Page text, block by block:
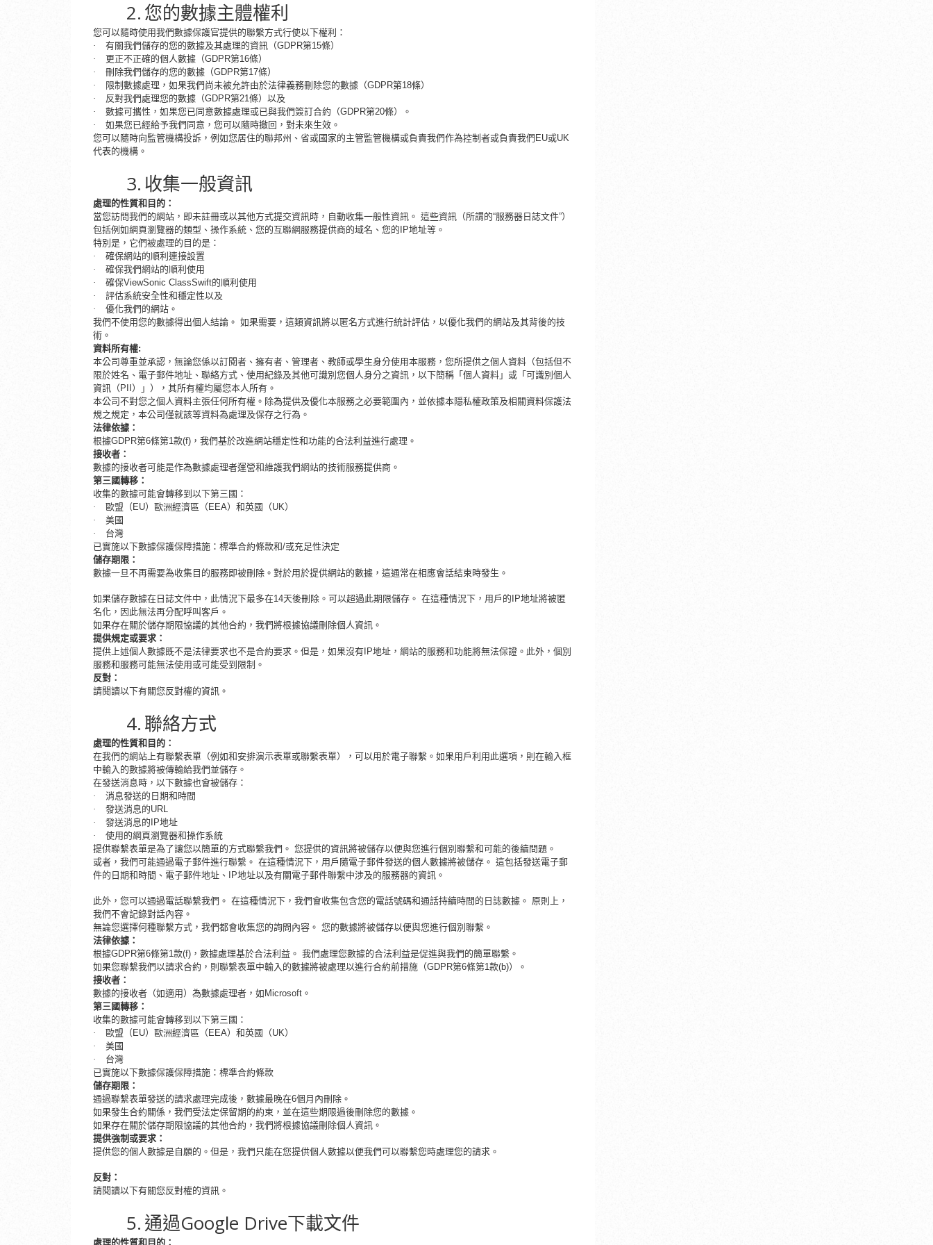
2. 您的數據主體權利
您可以隨時使用我們數據保護官提供的聯繫方式行使以下權利：
·
有關我們儲存的您的數據及其處理的資訊（GDPR第15條）
·
更正不正確的個人數據（GDPR第16條）
·
刪除我們儲存的您的數據（GDPR第17條）
·
限制數據處理，如果我們尚未被允許由於法律義務刪除您的數據（GDPR第18條）
·
反對我們處理您的數據（GDPR第21條）以及
·
數據可攜性，如果您已同意數據處理或已與我們簽訂合約（GDPR第20條）。
·
如果您已經給予我們同意，您可以隨時撤回，對未來生效。
您可以隨時向監管機構投訴，例如您居住的聯邦州、省或國家的主管監管機構或負責我們作為控制者或負責我們 EU或UK
代表的機構。
3. 收集一般資訊
處理的性質和目的：
當您訪問我們的網站，即未註冊或以其他方式提交資訊時，自動收集一般性資訊。 這些資訊（所謂的“服務器日誌文件”）
包括例如網頁瀏覽器的類型、操作系統、您的互聯網服務提供商的域名、您的 IP地址等。
特別是，它們被處理的目的是：
·
確保網站的順利連接設置
·
確保我們網站的順利使用
·
確保ViewSonic ClassSwift的順利使用
·
評估系統安全性和穩定性以及
·
優化我們的網站。
我們不使用您的數據得出個人結論。 如果需要，這類資訊將以匿名方式進行統計評估，以優化我們的網站及其背後的技
術。
資料所有權:
本公司尊重並承認，無論您係以訂閱者、擁有者、管理者、教師或學生身分使用本服務，您所提供之個人資料（包括但不
限於姓名、電子郵件地址、聯絡方式、使用紀錄及其他可識別您個人身分之資訊，以下簡稱「個人資料」或「可識別個人
資訊（ PII）」），其所有權均屬您本人所有。
本公司不對您之個人資料主張任何所有權。除為提供及優化本服務之必要範圍內，並依據本隱私權政策及相關資料保護法
規之規定，本公司僅就該等資料為處理及保存之行為。
法律依據：
根據GDPR第6條第1款(f)，我們基於改進網站穩定性和功能的合法利益進行處理。
接收者：
數據的接收者可能是作為數據處理者運營和維護我們網站的技術服務提供商。
第三國轉移：
收集的數據可能會轉移到以下第三國：
·
歐盟（ EU）歐洲經濟區（EEA）和英國（UK）
·
美國
·
台灣
已實施以下數據保護保障措施：標準合約條款和/或充足性決定
儲存期限：
數據一旦不再需要為收集目的服務即被刪除。對於用於提供網站的數據，這通常在相應會話結束時發生。
如果儲存數據在日誌文件中，此情況下最多在14天後刪除。可以超過此期限儲存。 在這種情況下，用戶的IP地址將被匿
名化，因此無法再分配呼叫客戶。
如果存在關於儲存期限協議的其他合約，我們將根據協議刪除個人資訊。
提供規定或要求：
提供上述個人數據既不是法律要求也不是合約要求。但是，如果沒有 IP地址，網站的服務和功能將無法保證。此外，個別
服務和服務可能無法使用或可能受到限制。
反對：
請閱讀以下有關您反對權的資訊。
4. 聯絡方式
處理的性質和目的：
在我們的網站上有聯繫表單（例如和安排演示表單或聯繫表單），可以用於電子聯繫。如果用戶利用此選項，則在輸入框
中輸入的數據將被傳輸給我們並儲存。
在發送消息時，以下數據也會被儲存：
·
消息發送的日期和時間
·
發送消息的URL
·
發送消息的 IP地址
·
使用的網頁瀏覽器和操作系統
提供聯繫表單是為了讓您以簡單的方式聯繫我們。 您提供的資訊將被儲存以便與您進行個別聯繫和可能的後續問題。
或者，我們可能通過電子郵件進行聯繫。 在這種情況下，用戶隨電子郵件發送的個人數據將被儲存。 這包括發送電子郵
件的日期和時間、電子郵件地址、
IP地址以及有關電子郵件聯繫中涉及的服務器的資訊。
此外，您可以通過電話聯繫我們。 在這種情況下，我們會收集包含您的電話號碼和通話持續時間的日誌數據。 原則上，
我們不會記錄對話內容。
無論您選擇何種聯繫方式，我們都會收集您的詢問內容。 您的數據將被儲存以便與您進行個別聯繫。
法律依據：
根據GDPR第6條第1款(f)，數據處理基於合法利益。 我們處理您數據的合法利益是促進與我們的簡單聯繫。
如果您聯繫我們以請求合約，則聯繫表單中輸入的數據將被處理以進行合約前措施（GDPR第6條第1款(b)）。
接收者：
數據的接收者（如適用）為數據處理者，如 Microsoft。
第三國轉移：
收集的數據可能會轉移到以下第三國：
·
歐盟（ EU）歐洲經濟區（EEA）和英國（UK）
·
美國
·
台灣
已實施以下數據保護保障措施：標準合約條款
儲存期限：
通過聯繫表單發送的請求處理完成後，數據最晚在6個月內刪除。
如果發生合約關係，我們受法定保留期的約束，並在這些期限過後刪除您的數據。
如果存在關於儲存期限協議的其他合約，我們將根據協議刪除個人資訊。
提供強制或要求：
提供您的個人數據是自願的。但是，我們只能在您提供個人數據以便我們可以聯繫您時處理您的請求。
反對：
請閱讀以下有關您反對權的資訊。
5. 通過Google Drive下載文件
處理的性質和目的：